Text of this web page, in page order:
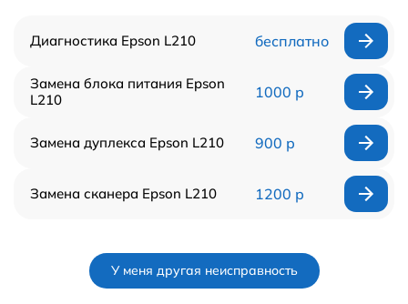
Диагностика Epson L210 бесплатно
Замена блока питания Epson
L210
1000 р
Замена дуплекса Epson L210 900 р
Замена сканера Epson L210 1200 р
У меня другая неисправность